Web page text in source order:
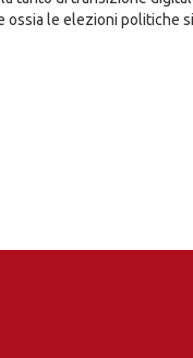
ossia le elezioni politiche